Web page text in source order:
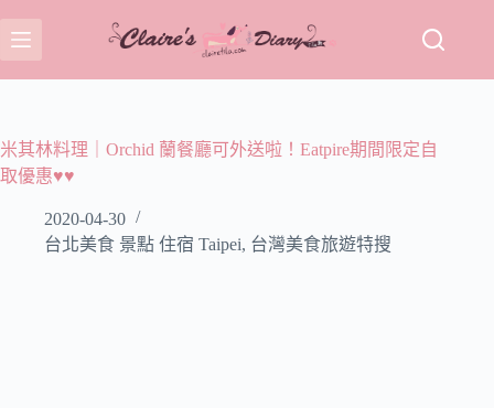
至
主
容
米其林料理｜Orchid 蘭餐廳可外送啦！Eatpire期間限定自
取優惠♥♥
2020-04-30
台北美食 景點 住宿 Taipei, 台灣美食旅遊特搜